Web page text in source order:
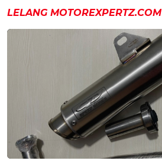
LELANG MOTOREXPERTZ.COM